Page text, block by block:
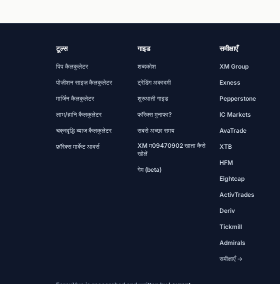
टूल्स
पिप कैलकुलेटर
पोज़ीशन साइज़ कैलकुलेटर
मार्जिन कैलकुलेटर
लाभ/हानि कैलकुलेटर
चक्रवृद्धि ब्याज कैलकुलेटर
फ़ॉरेक्स मार्केट आवर्स
गाइड
शब्दकोश
ट्रेडिंग अकादमी
शुरुआती गाइड
फॉरेक्स मुनाफा?
सबसे अच्छा समय
XM म09470902 खाता कैसे
खोलें
गेम (beta)
समीक्षाएँ
XM Group
Exness
Pepperstone
IC Markets
AvaTrade
XTB
HFM
Eightcap
ActivTrades
Deriv
Tickmill
Admirals
समीक्षाएँ →